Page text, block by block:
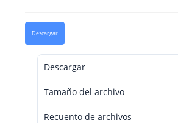
Descargar
Descargar
Tamaño del archivo
Recuento de archivos